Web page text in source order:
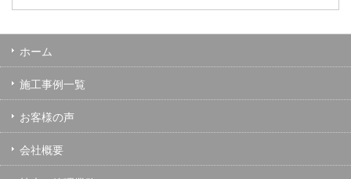
ホーム
施工事例一覧
お客様の声
会社概要